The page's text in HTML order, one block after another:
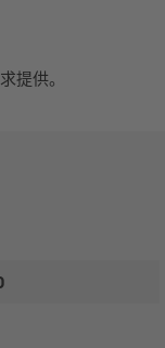
提供。